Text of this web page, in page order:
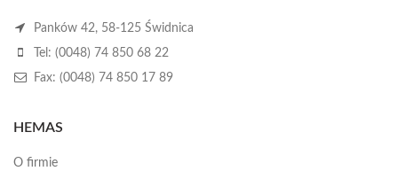
Panków 42, 58-125 Świdnica
Tel: (0048) 74 850 68 22
Fax: (0048) 74 850 17 89
HEMAS
O firmie